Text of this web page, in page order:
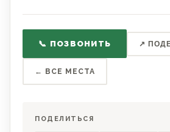
📞 ПОЗВОНИТЬ ↗
← ВСЕ МЕСТА
ПОДЕЛИТЬСЯ